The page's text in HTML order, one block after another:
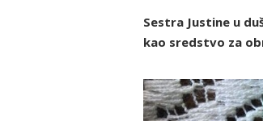
Sestra Justine u
kao sredstvo za